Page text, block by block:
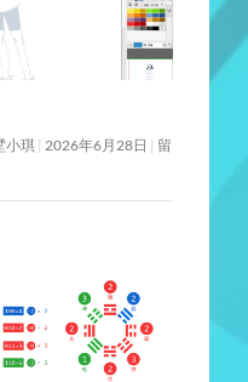
小琪 2026年6月28日
留